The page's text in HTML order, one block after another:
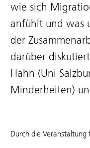
wie sich
anfühlt und was
der
darüber
Hahn (Uni
Minderheiten)
Durch die Veranstaltung